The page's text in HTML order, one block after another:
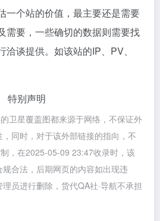
一个站的价值，最主要还是需要
需要，一些确切的数据则需要找
谈提供。如该站的IP、PV、
特别声明
卫星覆盖图都来源于网络，不保证外
同时，对于该外部链接的指向，不
，在2025-05-09 23:47收录时，该
合法，后期网页的内容如出现违
员进行删除，货代QA社·导航不承担